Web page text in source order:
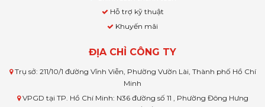
Hỗ trợ kỹ thuật
Khuyến mãi
ĐỊA CHỈ CÔNG TY
Trụ sở: 211/10/1 đường Vĩnh Viễn, Phường Vườn Lài, Thành phố Hồ Chí
Minh
VPGD tại TP. Hồ Chí Minh: N36 đường số 11 , Phường Đông Hưng